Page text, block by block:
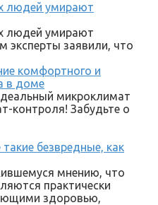
людей умирают
людей умирают
эксперты заявили, что
комфортного и
в доме
микроклимат
контроля! Забудьте о
безвредные, как
мнению, что
практически
здоровью,